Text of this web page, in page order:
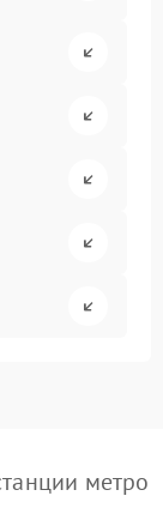
метро